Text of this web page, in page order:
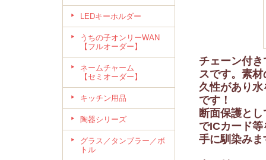
LEDキーホルダー
うちの子オンリーWAN
【フルオーダー】
ネームチャーム
【セミオーダー】
キッチン用品
陶器シリーズ
グラス／タンブラー／ボ
トル
チェーン付
スです。素
久性があり
です！
断面保護と
でICカード
手に馴染みま